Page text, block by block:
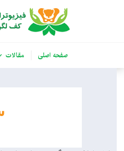
صفحه اصلی مقالات